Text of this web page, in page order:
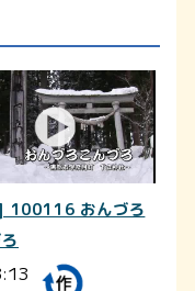
おんづろ